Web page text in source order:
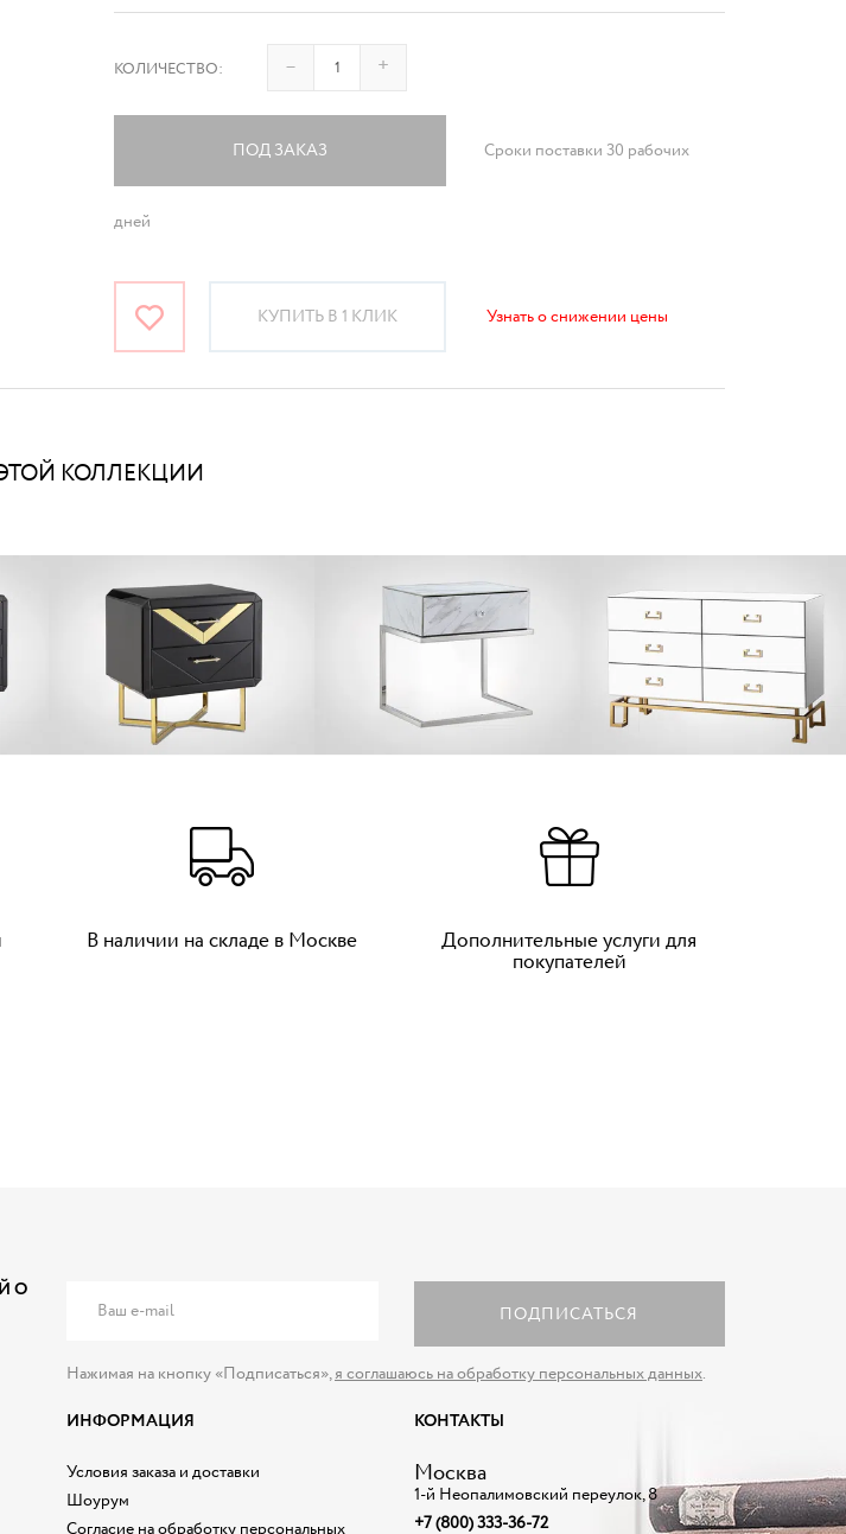
КОЛИЧЕСТВО: – +
ПОД ЗАКАЗ Сроки поставки 30 рабочих
дней
КУПИТЬ В 1 КЛИК Узнать о снижении цены
КОЛЛЕКЦИИ
В наличии на складе в Москве Дополнительные услуги для
покупателей
О
ПОДПИСАТЬСЯ
Нажимая на кнопку «Подписаться»,я соглашаюсь на обработку персональных данных.
ИНФОРМАЦИЯ
Условия заказа и доставки
Шоурум
Согласие на обработку персональных
КОНТАКТЫ
Москва
1-й Неопалимовский переулок, 8
+7 (800) 333-36-72